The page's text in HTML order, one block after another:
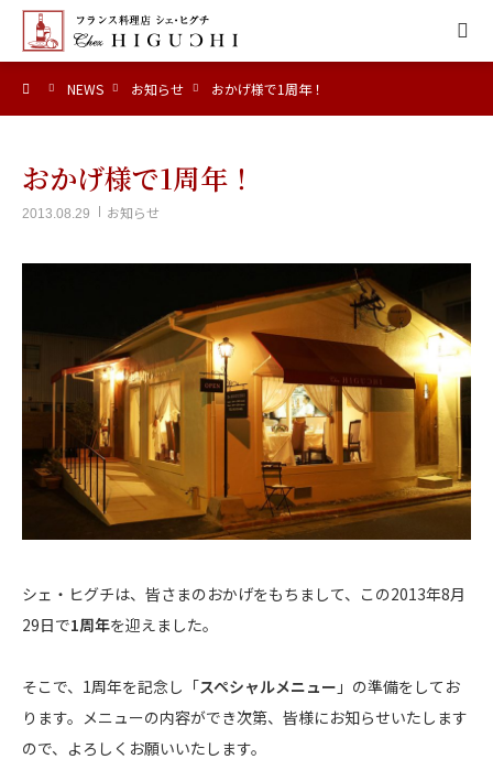
NEWS お知らせ おかげ様で1周年！
おかげ様で1周年！
2013.08.29 お知らせ
シェ・ヒグチは、皆さまのおかげをもちまして、この2013年8月
29日で1周年を迎えました。
そこで、1周年を記念し「スペシャルメニュー 」の準備をしてお
ります。メニューの内容ができ次第、皆様にお知らせいたします
ので、よろしくお願いいたします。
HOME
MENU
NEWS
CALENDAR